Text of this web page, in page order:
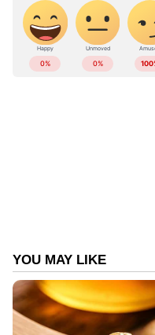
ABOUT THE AUTHOR